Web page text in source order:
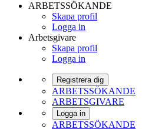
ARBETSSÖKANDE
Skapa profil
Logga in
Arbetsgivare
Skapa profil
Logga in
Registrera dig
ARBETSSÖKANDE
ARBETSGIVARE
Logga in
ARBETSSÖKANDE